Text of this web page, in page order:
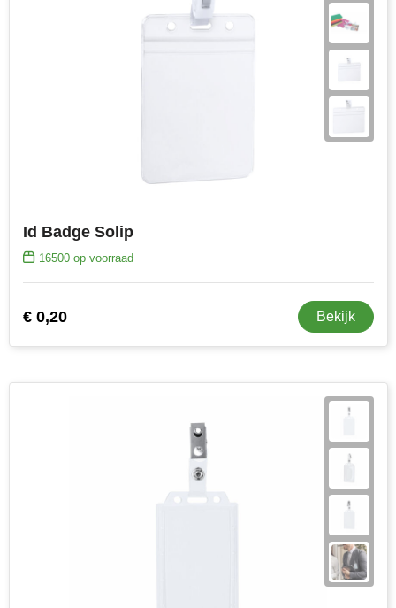
Id Badge Solip
16500op voorraad
€ 0,20 Bekijk